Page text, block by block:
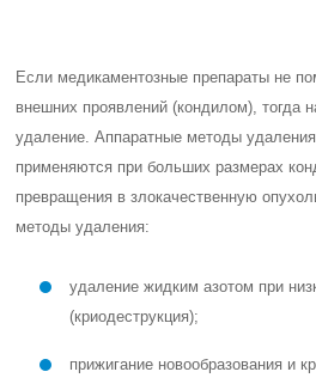
Если медикаментозные препараты не
внешних проявлений (кондилом), тогда
удаление.Аппаратные методы
применяются при больших размерах
превращения в злокачественную
методы удаления:
удаление жидким азотом при
(криодеструкция);
прижигание новообразования и